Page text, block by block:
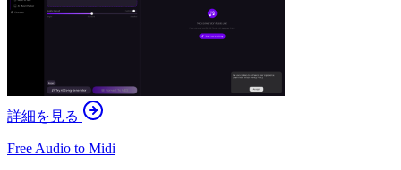
詳細を見る
Free Audio to Midi